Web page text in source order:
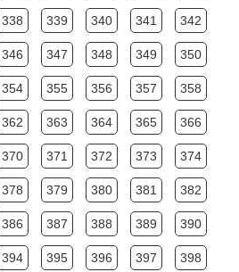
338 339 340 341 342
346 347 348 349 350
354 355 356 357 358
362 363 364 365 366
370 371 372 373 374
378 379 380 381 382
386 387 388 389 390
394 395 396 397 398